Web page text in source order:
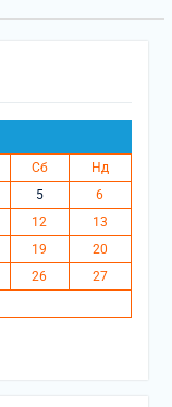
Сб
Нд
5
6
12
13
19
20
26
27